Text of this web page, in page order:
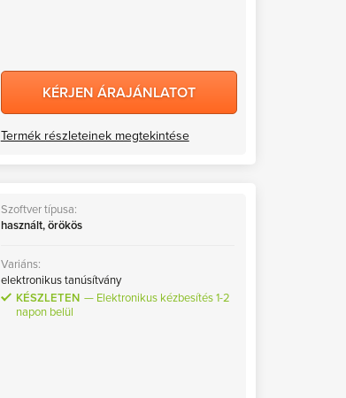
KÉRJEN ÁRAJÁNLATOT
Termék részleteinek megtekintése
Szoftver típusa:
használt, örökös
Variáns:
elektronikus tanúsítvány
KÉSZLETEN
Elektronikus kézbesítés 1-2
napon belül